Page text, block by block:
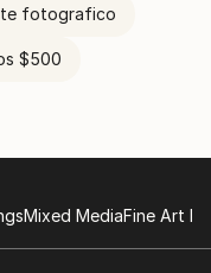
el mundo que
fotografico
$500
Mixed MediaFine Art